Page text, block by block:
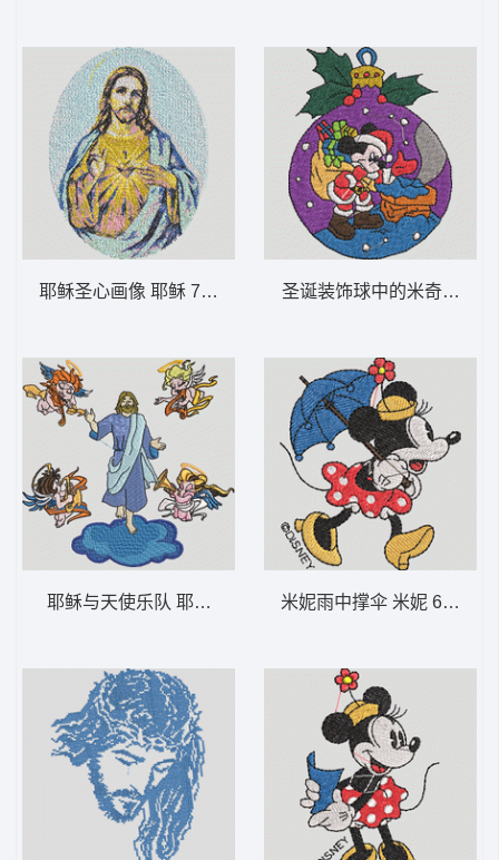
耶稣圣心画像 耶稣 7-DST格式
耶稣与天使乐队 耶稣复活天使-DST格式
圣诞装饰球中的米奇 米奇
米妮雨中撑伞 米妮 60-DST